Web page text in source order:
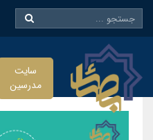
سایت
مدرسین